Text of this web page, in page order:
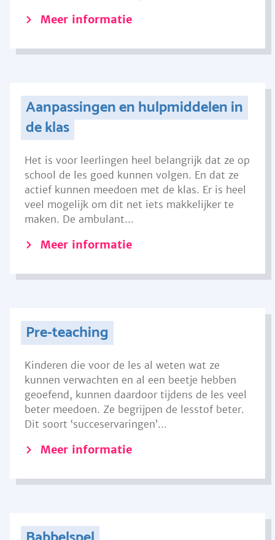
Meer informatie
Aanpassingen en hulpmiddelen in
de klas
Het is voor leerlingen heel belangrijk dat ze op
school de les goed kunnen volgen. En dat ze
actief kunnen meedoen met de klas. Er is heel
veel mogelijk om dit net iets makkelijker te
maken. De ambulant...
Meer informatie
Pre-teaching
Kinderen die voor de les al weten wat ze
kunnen verwachten en al een beetje hebben
geoefend, kunnen daardoor tijdens de les veel
beter meedoen. Ze begrijpen de lesstof beter.
Dit soort ‘succeservaringen’...
Meer informatie